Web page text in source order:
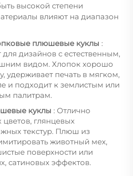
высокой степени
влияют на диапазон
плюшевые куклы :
дизайнов с естественным,
видом. Хлопок хорошо
удерживает печать в мягком,
и подходит к землистым или
палитрам.
куклы : Отлично
глянцевых
текстур. Плюш из
животный мех,
поверхности или
сатиновых эффектов.